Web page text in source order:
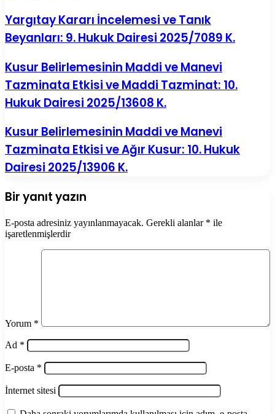
Yargıtay Kararı İncelemesi ve Tanık
Beyanları: 9. Hukuk Dairesi 2025/7089 K.
Kusur Belirlemesinin Maddi ve Manevi
Tazminata Etkisi ve Maddi Tazminat: 10.
Hukuk Dairesi 2025/13608 K.
Kusur Belirlemesinin Maddi ve Manevi
Tazminata Etkisi ve Ağır Kusur: 10. Hukuk
Dairesi 2025/13906 K.
Bir yanıt yazın
E-posta adresiniz yayınlanmayacak. Gerekli alanlar * ile
işaretlenmişlerdir
Yorum *
Ad *
E-posta *
İnternet sitesi